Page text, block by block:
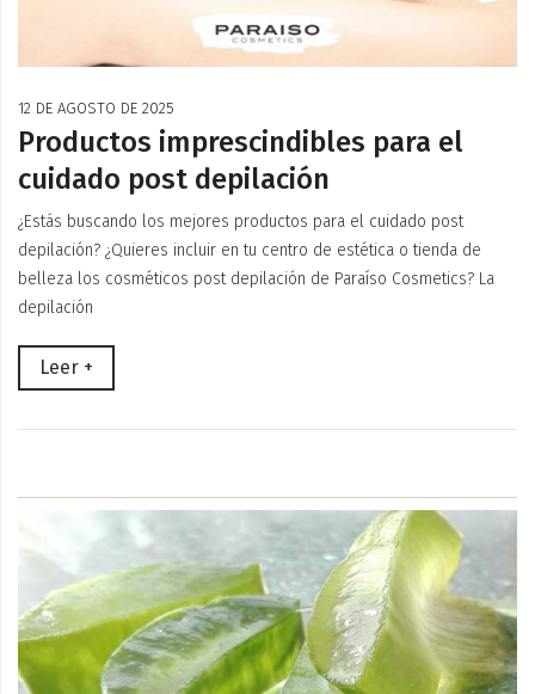
12 DE AGOSTO DE 2025
Productos imprescindibles para el
cuidado post depilación
¿Estás buscando los mejores productos para el cuidado post
depilación? ¿Quieres incluir en tu centro de estética o tienda de
belleza los cosméticos post depilación de Paraíso Cosmetics? La
depilación
Leer +